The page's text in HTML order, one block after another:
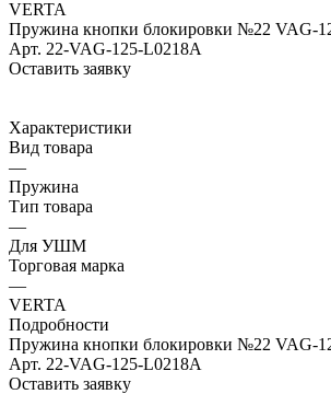
VERTA
Пружина кнопки блокировки №22 VAG-
Арт. 22-VAG-125-L0218A
Оставить заявку
Характеристики
Вид товара
—
Пружина
Тип товара
—
Для УШМ
Торговая марка
—
VERTA
Подробности
Пружина кнопки блокировки №22 VAG-
Арт. 22-VAG-125-L0218A
Оставить заявку